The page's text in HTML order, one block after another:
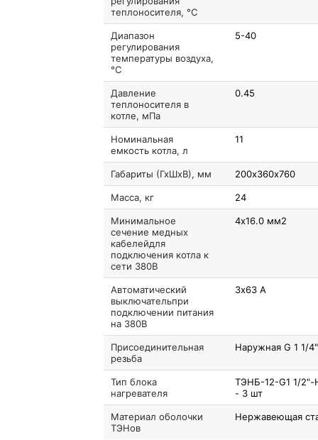
теплоносителя, °C
Диапазон
регулирования
температуры воздуха,
°C
5-40
Давление
теплоносителя в
котле, мПа
0.45
Номинальная
емкость котла, л
11
Габариты (ГхШхВ), мм 200х360х760
Масса, кг 24
Минимальное
сечение медных
кабелейдля
подключения котла к
сети 380В
4х16.0 мм2
Автоматический
выключательпри
подключении питания
на 380В
3х63 А
Присоединительная
резьба
Наружная G 1 1/4"
Тип блока
нагревателя
ТЭНБ-12-G1 1/
- 3 шт
Материал оболочки
ТЭНов
Нержавеющая